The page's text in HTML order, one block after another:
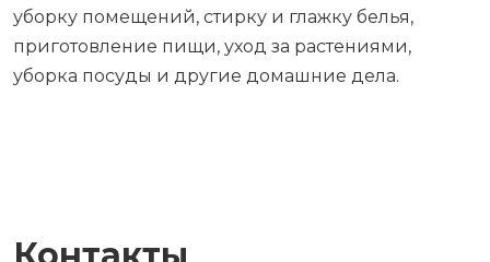
уборку помещений, стирку и глажку белья,
приготовление пищи, уход за растениями,
уборка посуды и другие домашние дела.